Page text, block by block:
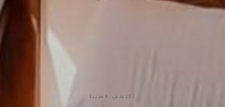
اكتشف قصتنا